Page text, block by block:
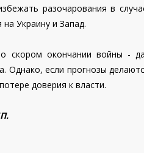
разочарования в
Украину и Запад.
скором окончании войны -
Однако, если прогнозы
доверия к власти.